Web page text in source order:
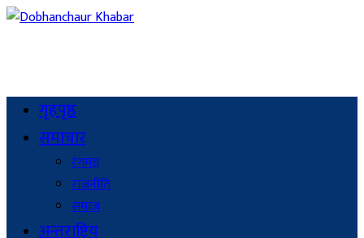
गृहपृष्ठ
समाचार
रंगमञ्च
राजनीति
समाज
अन्तराष्ट्रिय